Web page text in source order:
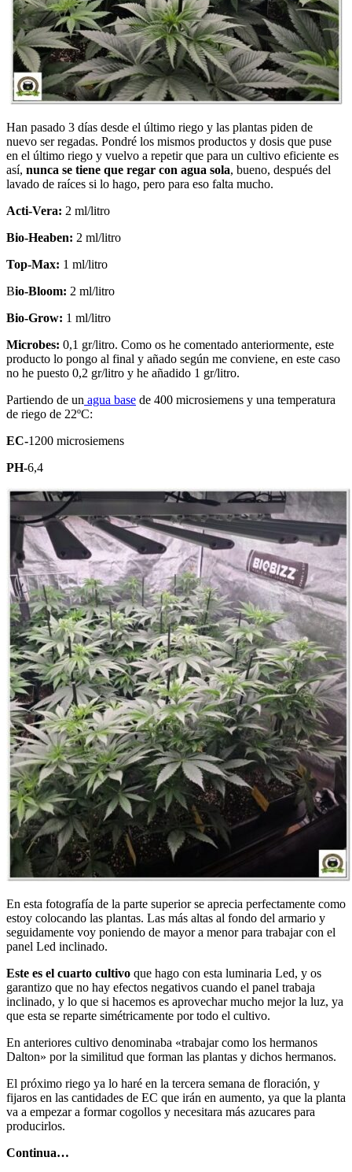
Han pasado 3 días desde el último riego y las plantas piden de
nuevo ser regadas. Pondré los mismos productos y dosis que puse
en el último riego y vuelvo a repetir que para un cultivo eficiente es
así, nunca se tiene que regar con agua sola, bueno, después del
lavado de raíces si lo hago, pero para eso falta mucho.
Acti-Vera: 2 ml/litro
Bio-Heaben: 2 ml/litro
Top-Max: 1 ml/litro
Bio-Bloom: 2 ml/litro
Bio-Grow: 1 ml/litro
Microbes: 0,1 gr/litro. Como os he comentado anteriormente, este
producto lo pongo al final y añado según me conviene, en este caso
no he puesto 0,2 gr/litro y he añadido 1 gr/litro.
Partiendo de un agua base de 400 microsiemens y una temperatura
de riego de 22ºC:
EC-1200 microsiemens
PH-6,4
En esta fotografía de la parte superior se aprecia perfectamente como
estoy colocando las plantas. Las más altas al fondo del armario y
seguidamente voy poniendo de mayor a menor para trabajar con el
panel Led inclinado.
Este es el cuarto cultivo que hago con esta luminaria Led, y os
garantizo que no hay efectos negativos cuando el panel trabaja
inclinado, y lo que si hacemos es aprovechar mucho mejor la luz, ya
que esta se reparte simétricamente por todo el cultivo.
En anteriores cultivo denominaba «trabajar como los hermanos
Dalton» por la similitud que forman las plantas y dichos hermanos.
El próximo riego ya lo haré en la tercera semana de floración, y
fijaros en las cantidades de EC que irán en aumento, ya que la planta
va a empezar a formar cogollos y necesitara más azucares para
producirlos.
Continua…